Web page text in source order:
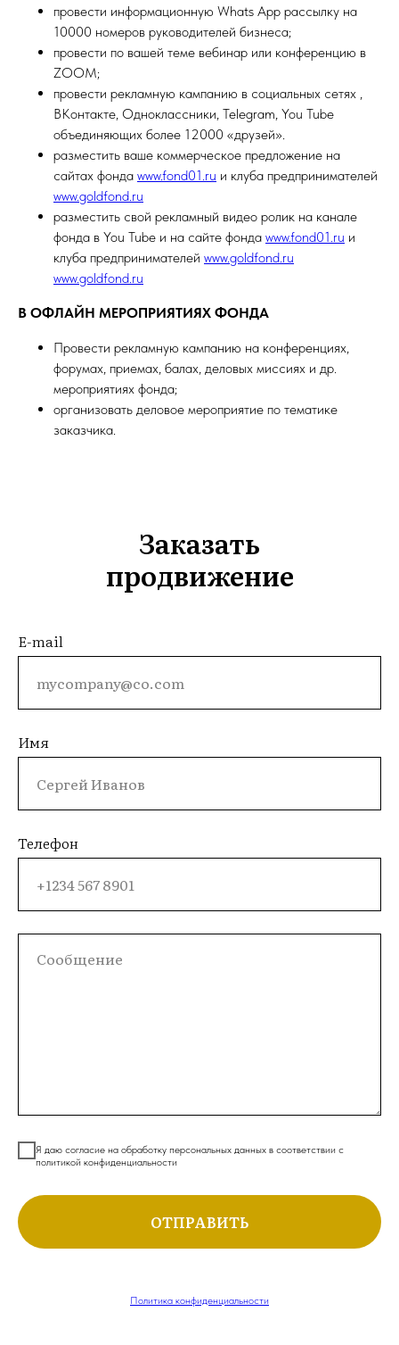
провести информационную Whats App рассылку на
10000 номеров руководителей бизнеса;
провести по вашей теме вебинар или конференцию в
ZOOM;
провести рекламную кампанию в социальных сетях ,
ВКонтакте, Одноклассники, Telegram, You Tube
объединяющих более 12000 «друзей».
разместить ваше коммерческое предложение на
сайтах фонда www.fond01.ru и клуба предпринимателей
www.goldfond.ru
разместить свой рекламный видео ролик на канале
фонда в You Tube и на сайте фонда www.fond01.ru и
клуба предпринимателей www.goldfond.ru
www.goldfond.ru
В ОФЛАЙН МЕРОПРИЯТИЯХ ФОНДА
Провести рекламную кампанию на конференциях,
форумах, приемах, балах, деловых миссиях и др.
мероприятиях фонда;
организовать деловое мероприятие по тематике
заказчика.
Заказать
продвижение
E-mail
Имя
Телефон
Я даю согласие на обработку персональных данных в соответствии с
политикой конфиденциальности
ОТПРАВИТЬ
Политика конфиденциальности